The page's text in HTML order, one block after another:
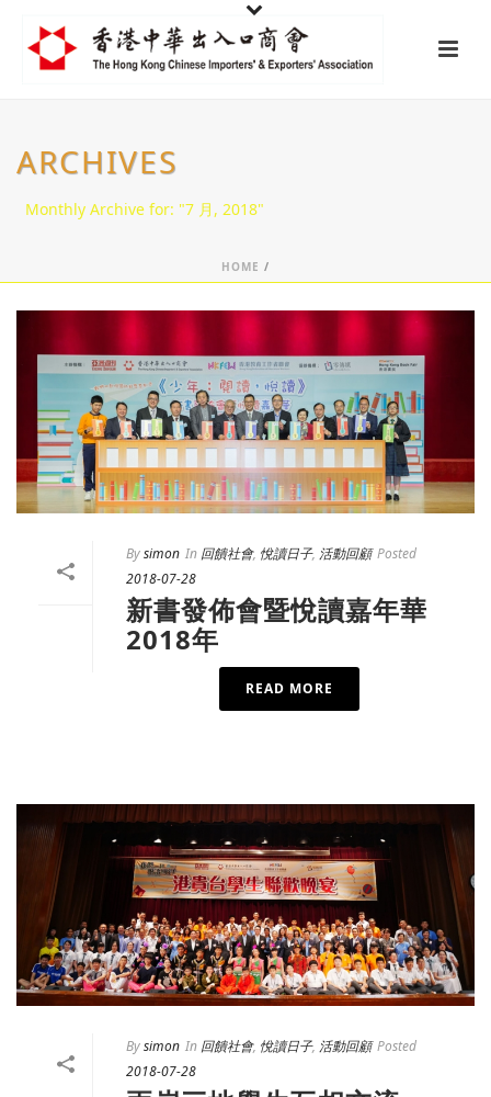
ARCHIVES
Monthly Archive for: "7 月, 2018"
HOME /
Bysimon In 回饋社會, 悅讀日子, 活動回顧 Posted
2018-07-28
新書發佈會暨悅讀嘉年華
2018年
READ MORE
Bysimon In 回饋社會, 悅讀日子, 活動回顧 Posted
2018-07-28